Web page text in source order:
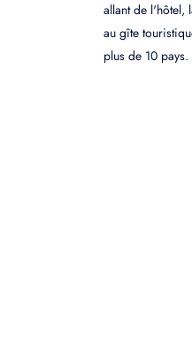
allant de l'hôtel,
au gîte
plus de 10 pays.